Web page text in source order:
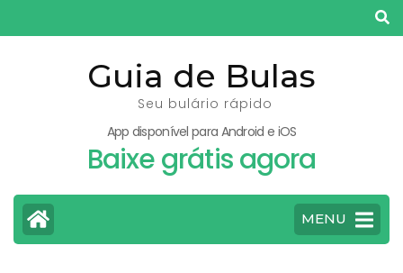
para
Guia de Bulas
Seu bulário rápido
App disponível para Android e iOS
Baixe grátis agora
MENU